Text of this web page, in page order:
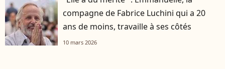
compagne de Fabrice Luchini qui a 20
ans de moins, travaille à ses côtés
10 mars 2026